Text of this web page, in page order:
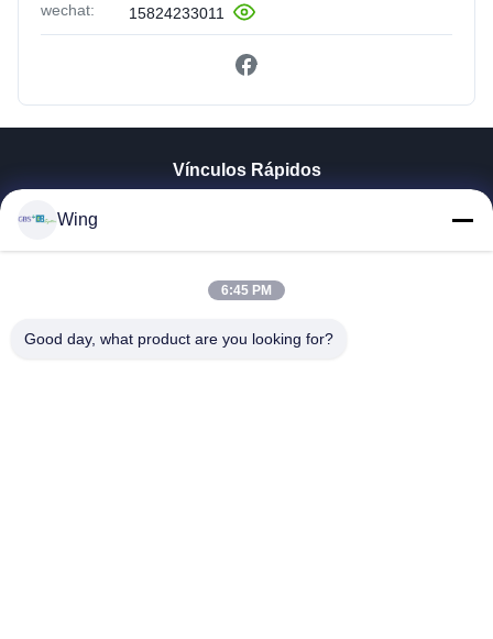
wechat: 15824233011
Vínculos Rápidos
Espectáculo VR
Recorrido Por La Fábrica
Wing
6:45 PM
Good day, what product are you looking for?